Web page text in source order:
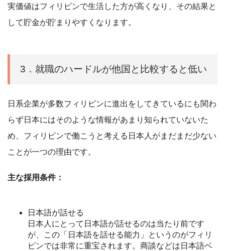
実価値はフィリピンで生活した方が高くなり、その結果と
して貯金が貯まりやすくなります。
3．就職のハードルが他国と比較すると低い
日系企業が多数フィリピンに進出をしてきているにも関わ
らず日本にはそのような情報があまり知られていないた
め、フィリピンで働こうと考える日本人がまだまだ少ない
ことが一つの理由です。
主な採用条件：
日本語が話せる
日本人にとって日本語が話せるのは当たり前です
が、この「日本語を話せる能力」というのがフィリ
ピンでは非常に重宝されます。商談などは日本語ベ